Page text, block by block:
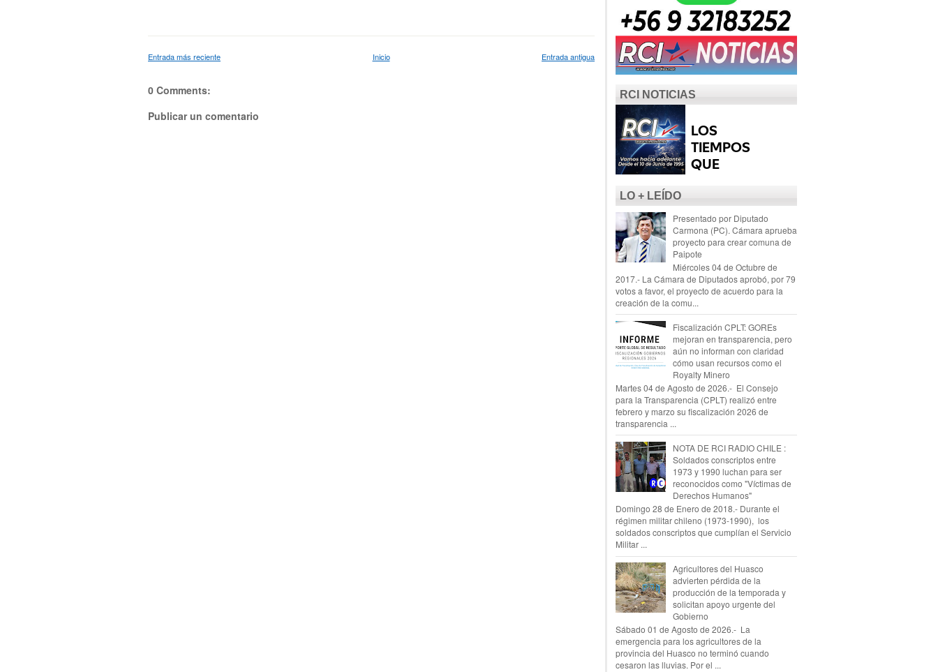
Entrada más reciente Entrada antigua
Inicio
0 Comments:
Publicar un comentario
RCI NOTICIAS
LO + LEÍDO
Presentado por Diputado
Carmona (PC). Cámara aprueba
proyecto para crear comuna de
Paipote
Miércoles 04 de Octubre de
2017.- La Cámara de Diputados aprobó, por 79
votos a favor, el proyecto de acuerdo para la
creación de la comu...
Fiscalización CPLT: GOREs
mejoran en transparencia, pero
aún no informan con claridad
cómo usan recursos como el
Royalty Minero
Martes 04 de Agosto de 2026.- El Consejo
para la Transparencia (CPLT) realizó entre
febrero y marzo su fiscalización 2026 de
transparencia ...
NOTA DE RCI RADIO CHILE :
Soldados conscriptos entre
1973 y 1990 luchan para ser
reconocidos como "Víctimas de
Derechos Humanos"
Domingo 28 de Enero de 2018.- Durante el
régimen militar chileno (1973-1990), los
soldados conscriptos que cumplían el Servicio
Militar ...
Agricultores del Huasco
advierten pérdida de la
producción de la temporada y
solicitan apoyo urgente del
Gobierno
Sábado 01 de Agosto de 2026.- La
emergencia para los agricultores de la
provincia del Huasco no terminó cuando
cesaron las lluvias. Por el ...